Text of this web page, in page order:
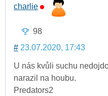
charlie
98
# 23.07.2020, 17:43
U nás kvůli suchu
narazil na houbu.
Predators2